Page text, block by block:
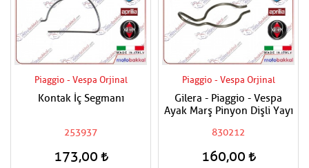
Piaggio - Vespa Orjinal
Kontak İç Segmanı
253937
173,00
Piaggio - Vespa Orjinal
Gilera - Piaggio - Vespa
Ayak Marş Pinyon Dişli Yayı
830212
160,00